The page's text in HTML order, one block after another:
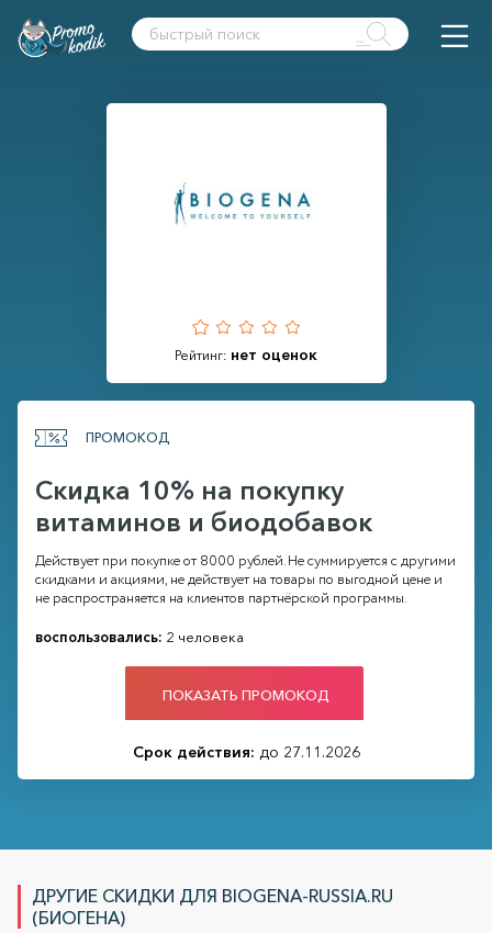
Рейтинг: нет оценок
ПРОМОКОД
Скидка 10% на покупку
витаминов и биодобавок
Действует при покупке от 8000 рублей. Не суммируется с другими
скидками и акциями, не действует на товары по выгодной цене и
не распространяется на клиентов партнёрской программы.
воспользовались: 2 человека
ПОКАЗАТЬ ПРОМОКОД
Срок действия: до 27.11.2026
ДРУГИЕ СКИДКИ ДЛЯ BIOGENA-RUSSIA.RU
(БИОГЕНА)